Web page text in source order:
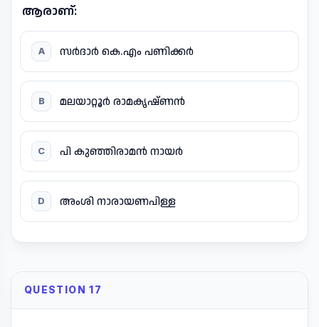
ആരാണ്:
A സർദാർ കെ.എം പണിക്കർ
B മലയാറ്റൂർ രാമകൃഷ്ണൻ
C പി കുഞ്ഞിരാമൻ നായർ
D അംശി നാരായണപിള്ള
QUESTION 17